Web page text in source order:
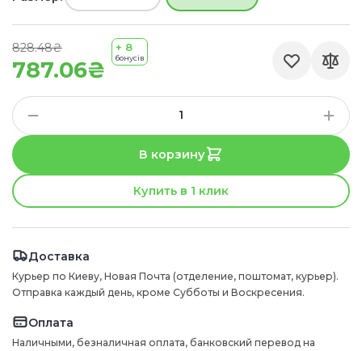
787.06₴
828.48₴ + 8
бонусів
В корзину
Купить в 1 клик
Доставка
Курьер по Киеву, Новая Почта (отделение, поштомат, курьер).
Отправка каждый день, кроме Субботы и Воскресения.
Оплата
Наличными, безналичная оплата, банковский перевод на